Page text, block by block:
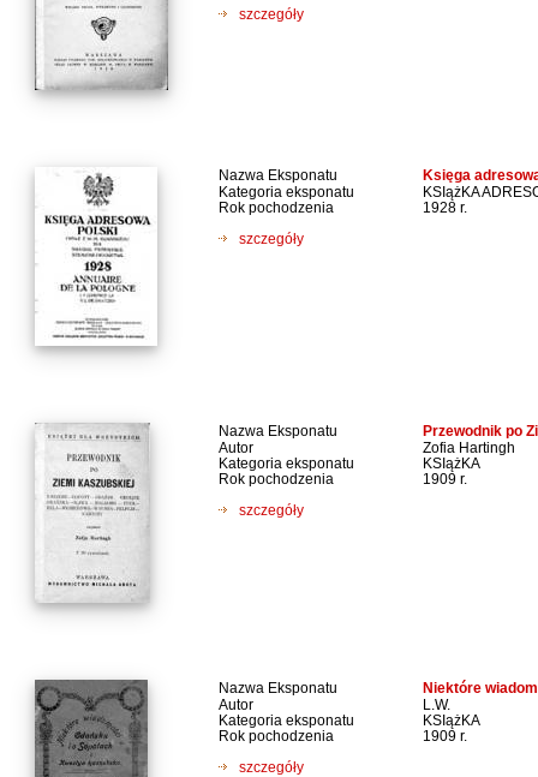
szczegóły
Nazwa Eksponatu Księga
Kategoria eksponatu
KSIążKA
Rok pochodzenia
1928 r.
szczegóły
Nazwa Eksponatu Przewodnik po
Autor
Zofia Hartingh
Kategoria eksponatu
KSIążKA
Rok pochodzenia
1909 r.
szczegóły
Nazwa Eksponatu Niektóre
Autor
L.W.
Kategoria eksponatu
KSIążKA
Rok pochodzenia
1909 r.
szczegóły